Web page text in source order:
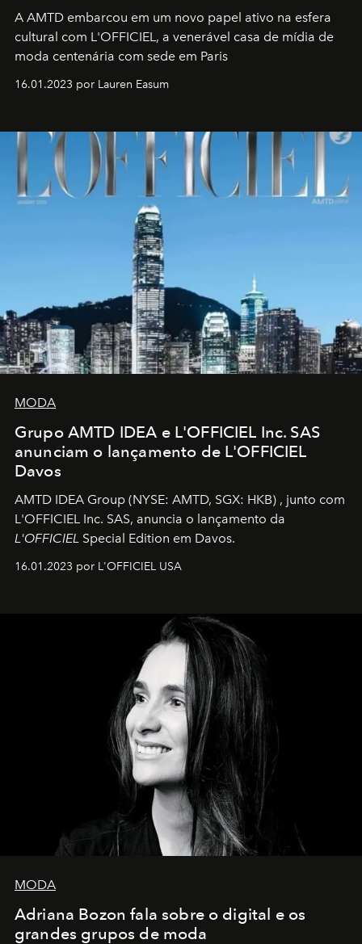
A AMTD embarcou em um novo papel ativo na esfera
cultural com L'OFFICIEL, a venerável casa de mídia de
moda centenária com sede em Paris
16.01.2023 por Lauren Easum
MODA
Grupo AMTD IDEA e L'OFFICIEL Inc. SAS
anunciam o lançamento de L'OFFICIEL
Davos
AMTD IDEA Group (NYSE: AMTD, SGX: HKB) , junto com
L'OFFICIEL Inc. SAS, anuncia o lançamento da
L'OFFICIEL Special Edition em Davos.
16.01.2023 por L'OFFICIEL USA
MODA
Adriana Bozon fala sobre o digital e os
grandes grupos de moda